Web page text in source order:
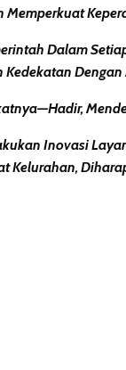
Dalam
Kedekatan
Inovasi
Kelurahan,